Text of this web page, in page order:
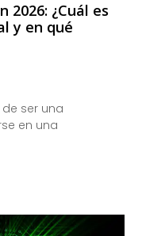
2026: ¿Cuál es
y en qué
ser una
en una